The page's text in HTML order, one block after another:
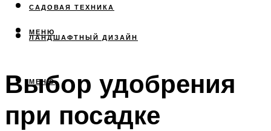
САДОВАЯ ТЕХНИКА
ЛАНДШАФТНЫЙ ДИЗАЙН
МЕНЮ
МЕНЮ
Выбор удобрения
при посадке